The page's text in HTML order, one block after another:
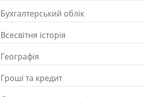
Бухгалтерський облік
Всесвітня історія
Географія
Гроші та кредит